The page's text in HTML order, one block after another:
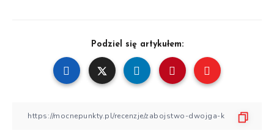
Podziel się artykułem: